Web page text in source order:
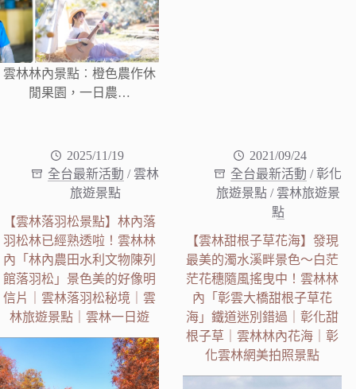
雲林林內景點︰橙色農作休
閒果園，一日農…
2025/11/19
全台最新活動 / 雲林
旅遊景點
【雲林落羽松景點】林內落
羽松林已經熟透啦！雲林林
內「林內農田水利文物陳列
館落羽松」景色美的好像明
信片｜雲林落羽松秘境｜雲
林旅遊景點｜雲林一日遊
2021/09/24
全台最新活動 /彰化
旅遊景點 / 雲林旅遊景
點
【雲林甜根子草花海】發現
最美的濁水溪畔景色～白茫
茫花穗隨風搖曳中！雲林林
內「彰雲大橋甜根子草花
海」鐵道迷別錯過｜彰化甜
根子草｜雲林林內花海｜彰
化雲林網美拍照景點